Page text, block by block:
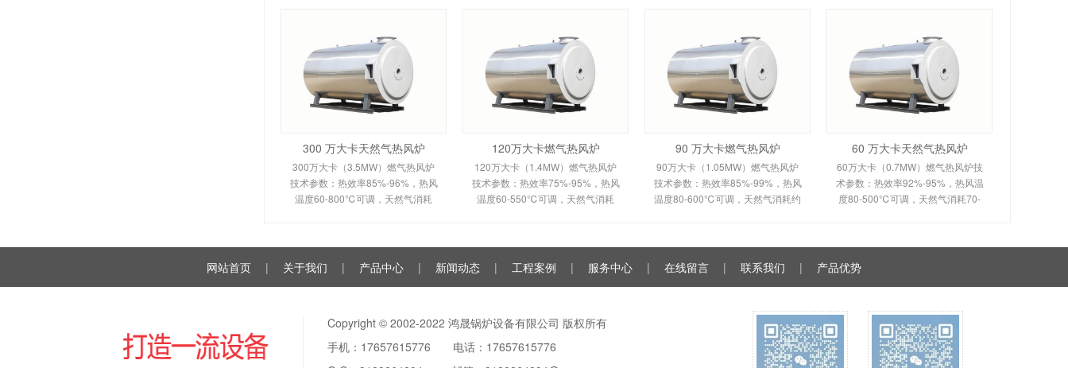
300 万大卡天然气热风炉
300万大卡（3.5MW）燃气热风炉
技术参数：热效率85%-96%，热风
温度60-800℃可调，天然气消耗
换热原理、间接换热技术及
120万大卡燃气热风炉
120万大卡（1.4MW）燃气热风炉
技术参数：热效率75%-95%，热风
温度60-550℃可调，天然气消耗
术及全自动控制。适用于
90 万大卡燃气热风炉
90万大卡（1.05MW）燃气热风炉
技术参数：热效率85%-99%，热风
温度80-600℃可调，天然气消耗约
自动安全控制。适用于化工
60 万大卡天然气热风炉
60万大卡（0.7MW）燃气热风炉技
术参数：热效率92%-95%，热风温
度80-500℃可调，天然气消耗70-
于食品、粮食、物料烘干
网站首页 | 关于我们 | 产品中心 | 新闻动态 | 工程案例 | 服务中心 | 在线留言 | 联系我们 | 产品优势
Copyright © 2002-2022 鸿晟锅炉设备有限公司 版权所有
手机：17657615776 电话：17657615776